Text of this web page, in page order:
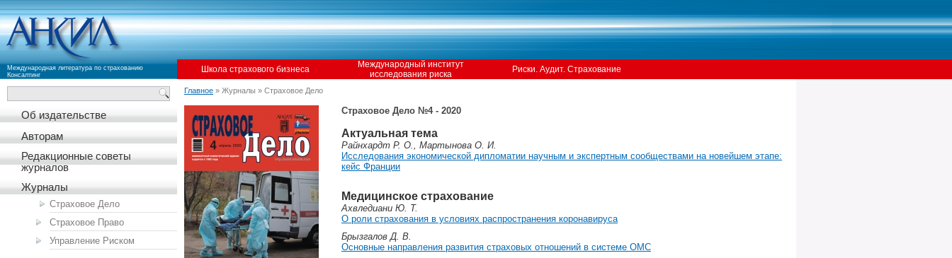
Международная литература по страхованию
Консалтинг
Школа страхового бизнеса
Международный институт
исследования риска
Риски. Аудит. Страхование
Об издательстве
Авторам
Редакционные советы
журналов
Журналы
Страховое Дело
Страховое Право
Управление Риском
Главное » Журналы » Страховое Дело
Страховое Дело №4 - 2020
Актуальная тема
Райнхардт Р. О., Мартынова О. И.
Исследования экономической дипломатии научным и экспертным сообществами на новейшем этапе:
кейс Франции
Медицинское страхование
Ахвледиани Ю. Т.
О роли страхования в условиях распространения коронавируса
Брызгалов Д. В.
Основные направления развития страховых отношений в системе ОМС